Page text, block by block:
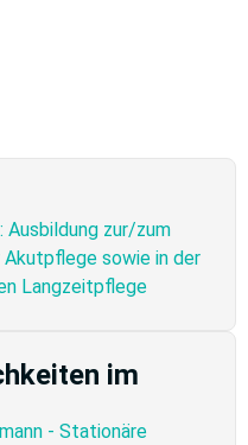
Ausbildung zur/zum
sowie in der
Langzeitpflege
im
- Stationäre